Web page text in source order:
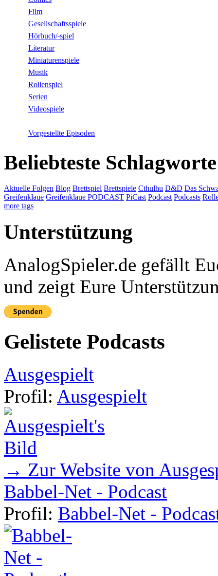
Film
Gesellschaftsspiele
Hörbuch/-spiel
Literatur
Miniaturenspiele
Musik
Rollenspiel
Serien
Videospiele
Vorgestellte Episoden
Beliebteste Schlagworte
Aktuelle Folgen Blog Brettspiel Brettspiele Cthulhu D&D Das
Greifenklaue Greifenklaue PODCAST PiCast Podcast Podcasts
more tags
Unterstützung
AnalogSpieler.de gefällt
und zeigt Eure
Gelistete Podcasts
Ausgespielt
Profil: Ausgespielt
→ Zur Website von
Babbel-Net - Podcast
Profil: Babbel-Net -